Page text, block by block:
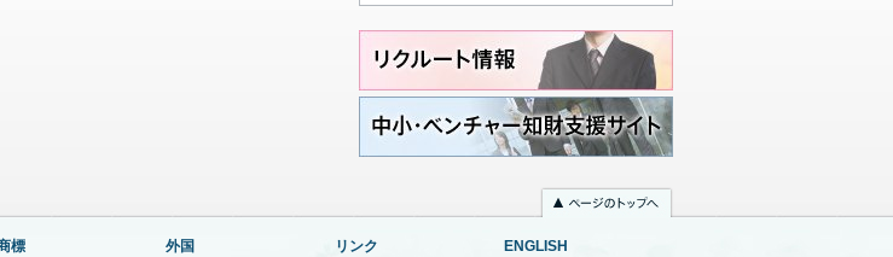
標
外国
リンク
ENGLISH